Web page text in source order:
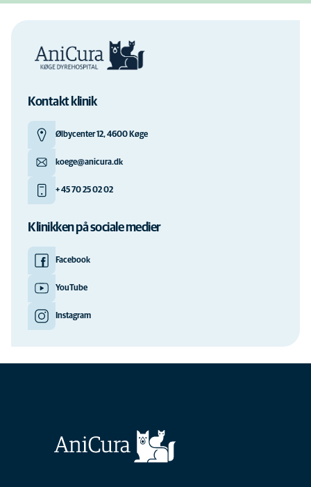
Kontakt klinik
Ølbycenter 12, 4600 Køge
koege@anicura.dk
+ 45 70 25 02 02
Klinikken på sociale medier
Facebook
YouTube
Instagram